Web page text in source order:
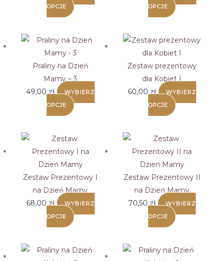
OPCJE
OPCJE
Praliny na Dzień
Mamy – 3
49,00 zł
WYBIERZ
OPCJE
Zestaw prezentowy
dla Kobiet I
60,00 zł
WYBIERZ
OPCJE
Zestaw Prezentowy I
na Dzień Mamy
68,00 zł
WYBIERZ
OPCJE
Zestaw Prezentowy II
na Dzień Mamy
70,50 zł
WYBIERZ
OPCJE